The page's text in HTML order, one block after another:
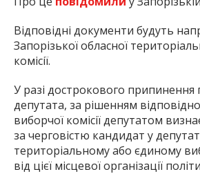
Відповідні документи будуть
Запорізької обласної
комісії.
У разі дострокового
депутата, за рішенням
виборчої комісії депутатом
за черговістю кандидат у
територіальному або єдиному
від цієї місцевої організації